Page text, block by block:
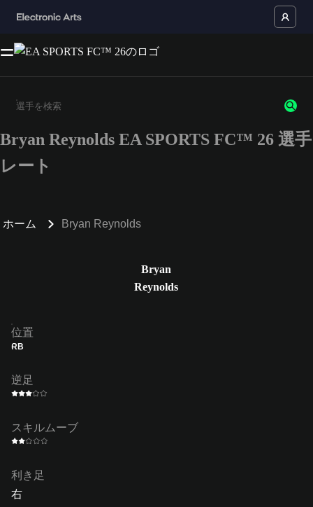
3文字以上の文字または数字を入力してください。
Bryan Reynolds EA SPORTS FC™ 26 選手
レート
ホーム Bryan Reynolds
Bryan
Reynolds
位置
RB
逆足
スキルムーブ
利き足
右